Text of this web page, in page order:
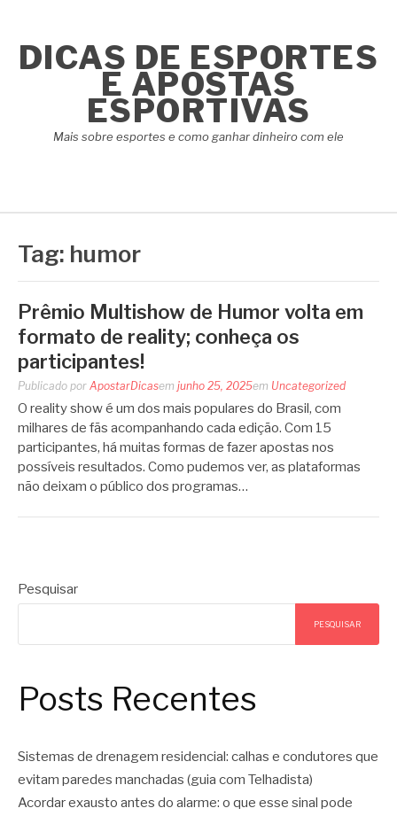
conteúdo
DICAS DE ESPORTES
E APOSTAS
ESPORTIVAS
Mais sobre esportes e como ganhar dinheiro com ele
Tag: humor
Prêmio Multishow de Humor volta em
formato de reality; conheça os
participantes!
Publicado por ApostarDicasem junho 25, 2025em Uncategorized
O reality show é um dos mais populares do Brasil, com
milhares de fãs acompanhando cada edição. Com 15
participantes, há muitas formas de fazer apostas nos
possíveis resultados. Como pudemos ver, as plataformas
não deixam o público dos programas…
Pesquisar
PESQUISAR
Posts Recentes
Sistemas de drenagem residencial: calhas e condutores que
evitam paredes manchadas (guia com Telhadista)
Acordar exausto antes do alarme: o que esse sinal pode